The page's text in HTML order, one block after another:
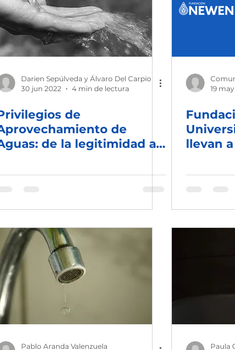
Darien Sepúlveda y Álvaro Del Carpio
30 jun 2022
4 min de lectura
de
de
de la legitimidad a
19
llevan
Pablo Aranda Valenzuela
Paula